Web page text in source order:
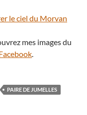
le ciel du Morvan
mes images du
.
PAIRE DE JUMELLES